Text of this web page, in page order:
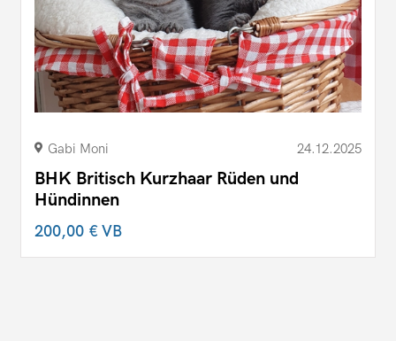
Gabi Moni 24.12.2025
BHK Britisch Kurzhaar Rüden und
Hündinnen
200,00 €VB